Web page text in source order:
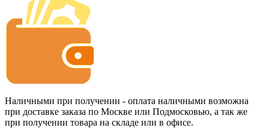
Наличными при получении - оплата наличными возможна
при доставке заказа по Москве или Подмосковью, а так же
при получении товара на складе или в офисе.